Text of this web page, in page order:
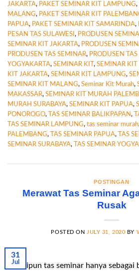
JAKARTA, PAKET SEMINAR KIT LAMPUNG,
MALANG, PAKET SEMINAR KIT
PAPUA, PAKET SEMINAR KIT SAMARINDA,
PESAN TAS SULAWESI , PRODUSEN
SEMINAR KIT JAKARTA, PRODUSEN
PRODUSEN TAS SEMINAR, PRODUSEN TAS
YOGYAKARTA, SEMINAR KIT , SEMINAR KIT
KIT JAKARTA, SEMINAR KIT LAMPUNG,
SEMINAR KIT MALANG, Seminar Kit Murah,
MAKASSAR, SEMINAR KIT MURAH
MURAH SURABAYA, SEMINAR KIT PAPUA,
PONOROGO, TAS SEMINAR BALIKPAPAN,
TAS SEMINAR LAMPUNG, tas seminar murah
PALEMBANG, TAS SEMINAR PAPUA, TAS
SEMINAR SURABAYA, TAS SEMINAR
POSTINGAN
Merawat Tas Seminar
Rusak
POSTED ONJULY 31, 2020 BY
31
Jul
Meskipun tas seminar hanya sebagai